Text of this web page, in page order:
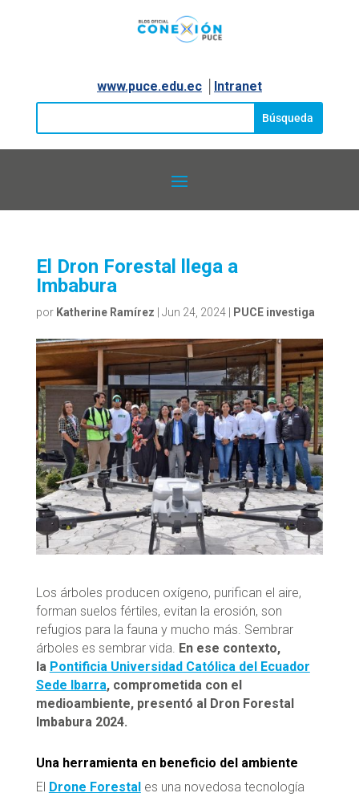
www.puce.edu.ec│ Intranet
El Dron Forestal llega a
Imbabura
por Katherine Ramírez Jun 24, 2024| PUCE investiga
Los árboles producen oxígeno, purifican el aire,
forman suelos fértiles, evitan la erosión, son
refugios para la fauna y mucho más. Sembrar
árboles es sembrar vida. En ese contexto,
la Pontificia Universidad Católica del Ecuador
Sede Ibarra, comprometida con el
medioambiente, presentó al Dron Forestal
Imbabura 2024.
Una herramienta en beneficio del ambiente
El Drone Forestal es una novedosa tecnología